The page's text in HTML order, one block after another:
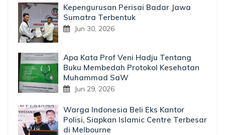
Kepengurusan Perisai Badar Jawa
Sumatra Terbentuk
Jun 30, 2026
Apa Kata Prof Veni Hadju Tentang
Buku Membedah Protokol Kesehatan
Muhammad SaW
Jun 29, 2026
Warga Indonesia Beli Eks Kantor
Polisi, Siapkan Islamic Centre Terbesar
di Melbourne